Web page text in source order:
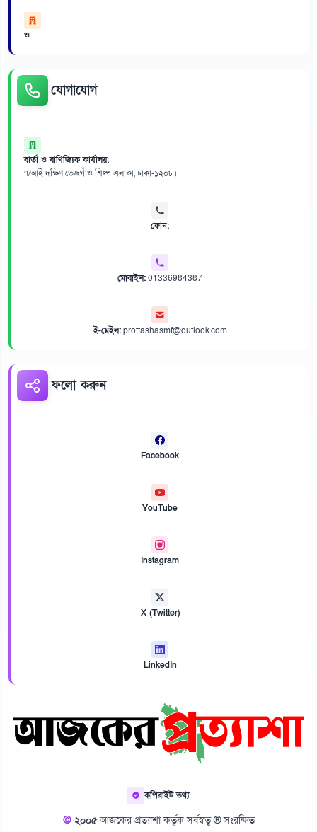
ও
যোগাযোগ
বার্তা ও বাণিজ্যিক কার্যালয়:
৭/আই দক্ষিণ তেজগাঁও শিল্প এলাকা, ঢাকা-১২০৮।
ফোন:
মোবাইল:01336984387
ই-মেইল:prottashasmf@outlook.com
ফলো করুন
Facebook
YouTube
Instagram
X (Twitter)
LinkedIn
কপিরাইট তথ্য
© ২০০৫আজকের প্রত্যাশা কর্তৃক সর্বস্বত্ব ® সংরক্ষিত